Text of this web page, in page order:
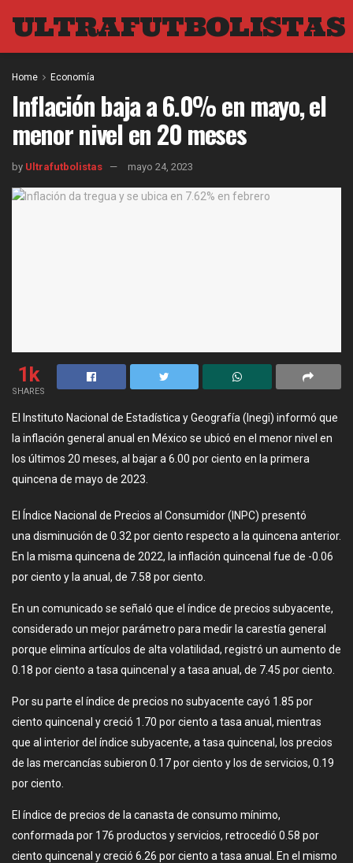
ULTRAFUTBOLISTAS
Home Economía
Inflación baja a 6.0% en mayo, el
menor nivel en 20 meses
by Ultrafutbolistas mayo 24, 2023
1k
SHARES
El Instituto Nacional de Estadística y Geografía (Inegi) informó que
la inflación general anual en México se ubicó en el menor nivel en
los últimos 20 meses, al bajar a 6.00 por ciento en la primera
quincena de mayo de 2023.
El Índice Nacional de Precios al Consumidor (INPC) presentó
una disminución de 0.32 por ciento respecto a la quincena anterior.
En la misma quincena de 2022, la inflación quincenal fue de -0.06
por ciento y la anual, de 7.58 por ciento.
En un comunicado se señaló que el índice de precios subyacente,
considerado un mejor parámetro para medir la carestía general
porque elimina artículos de alta volatilidad, registró un aumento de
0.18 por ciento a tasa quincenal y a tasa anual, de 7.45 por ciento.
Por su parte el índice de precios no subyacente cayó 1.85 por
ciento quincenal y creció 1.70 por ciento a tasa anual, mientras
que al interior del índice subyacente, a tasa quincenal, los precios
de las mercancías subieron 0.17 por ciento y los de servicios, 0.19
por ciento.
El índice de precios de la canasta de consumo mínimo,
conformada por 176 productos y servicios, retrocedió 0.58 por
ciento quincenal y creció 6.26 por ciento a tasa anual. En el mismo